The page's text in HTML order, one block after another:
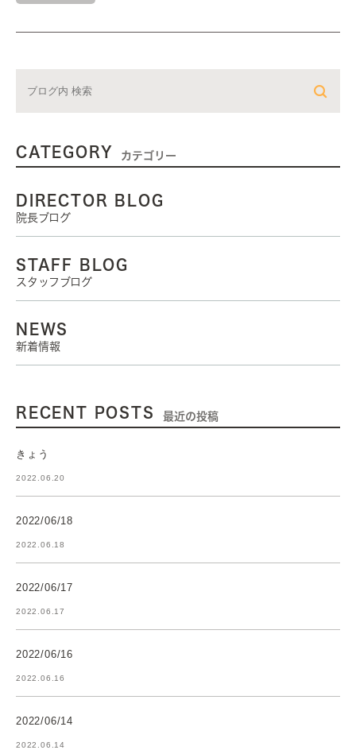
CATEGORY カテゴリー
DIRECTOR BLOG
院長ブログ
STAFF BLOG
スタッフブログ
NEWS
新着情報
RECENT POSTS 最近の投稿
きょう
2022.06.20
2022/06/18
2022.06.18
2022/06/17
2022.06.17
2022/06/16
2022.06.16
2022/06/14
2022.06.14